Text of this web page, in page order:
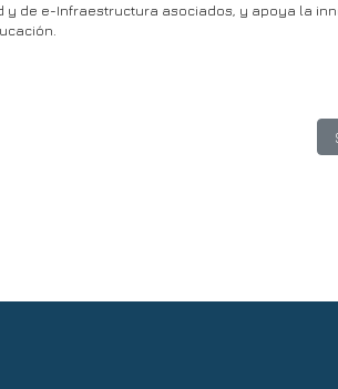
y de e-Infraestructura asociados, y apoya la
para consulta y descarga